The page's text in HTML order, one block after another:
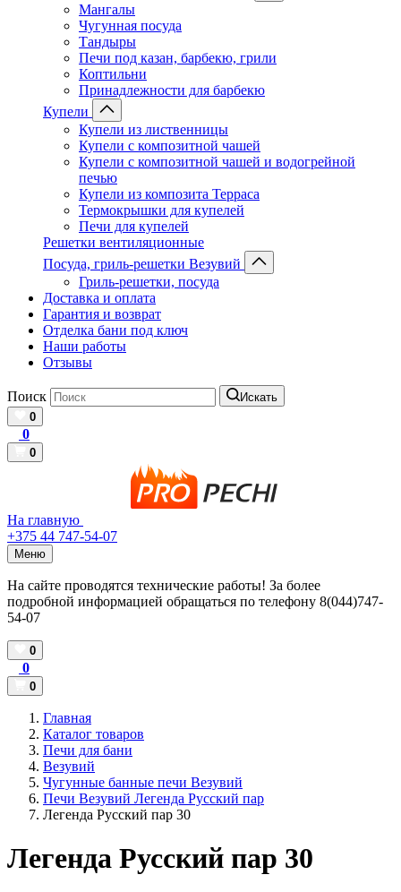
Мангалы
Чугунная посуда
Тандыры
Печи под казан, барбекю, грили
Коптильни
Принадлежности для барбекю
Купели
Купели из лиственницы
Купели с композитной чашей
Купели с композитной чашей и водогрейной
печью
Купели из композита Терраса
Термокрышки для купелей
Печи для купелей
Решетки вентиляционные
Посуда, гриль-решетки Везувий
Гриль-решетки, посуда
Доставка и оплата
Гарантия и возврат
Отделка бани под ключ
Наши работы
Отзывы
Поиск
Искать
0
0
0
На главную
+375 44 747-54-07
Меню
На сайте проводятся технические работы! За более
подробной информацией обращаться по телефону 8(044)747-
54-07
0
0
0
Главная
Каталог товаров
Печи для бани
Везувий
Чугунные банные печи Везувий
Печи Везувий Легенда Русский пар
Легенда Русский пар 30
Легенда Русский пар 30